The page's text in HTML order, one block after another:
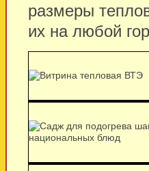
размеры
их на любой